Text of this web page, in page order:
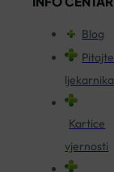
Blog
Pitajte
ljekarnika
Kartice
vjernosti